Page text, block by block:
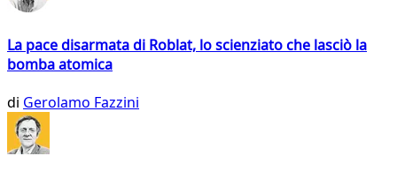
La pace disarmata di Roblat, lo scienziato che lasciò la
bomba atomica
di Gerolamo Fazzini